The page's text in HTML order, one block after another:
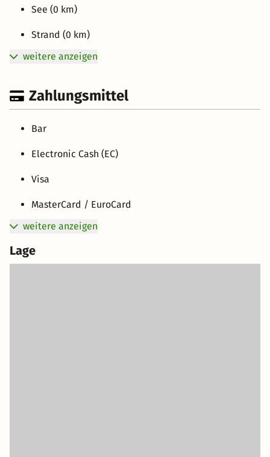
See (0 km)
Strand (0 km)
weitere anzeigen
Zahlungsmittel
Bar
Electronic Cash (EC)
Visa
MasterCard / EuroCard
weitere anzeigen
Lage